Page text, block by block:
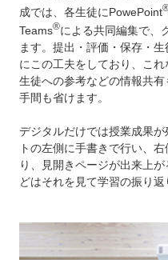
成では、各生徒にPowePoint
Teams®による共同編集で、
ます。提出・評価・保存・
にこの工夫をしており、こ
生徒への参考などの情報共
手間も省けます。
デジタルだけでは授業成果
トの左側に手書きで行い、
り、見開きページが出来上
どはそれを見て学習の振り返